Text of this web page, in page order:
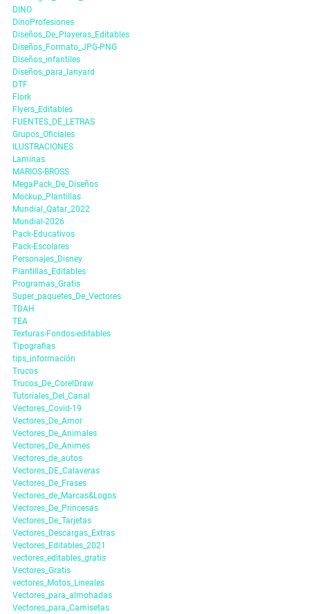
DINO
DinoProfesiones
Diseños_De_Playeras_Editables
Diseños_Formato_JPG-PNG
Diseños_infantiles
Diseños_para_lanyard
DTF
Flork
Flyers_Editables
FUENTES_DE_LETRAS
Grupos_Oficiales
ILUSTRACIONES
Laminas
MARIOS-BROSS
MegaPack_De_Diseños
Mockup_Plantillas
Mundial_Qatar_2022
Mundial-2026
Pack-Educativos
Pack-Escolares
Personajes_Disney
Plantillas_Editables
Programas_Gratis
Super_paquetes_De_Vectores
TDAH
TEA
Texturas-Fondos-editables
Tipografias
tips_información
Trucos
Trucos_De_CorelDraw
Tutoriales_Del_Canal
Vectores_Covid-19
Vectores_De_Amor
Vectores_De_Animales
Vectores_De_Animes
Vectores_de_autos
Vectores_DE_Calaveras
Vectores_De_Frases
Vectores_de_Marcas&Logos
Vectores_De_Princesas
Vectores_De_Tarjetas
Vectores_Descargas_Extras
Vectores_Editables_2021
vectores_editables_gratis
Vectores_Gratis
vectores_Motos_Lineales
Vectores_para_almohadas
Vectores_para_Camisetas